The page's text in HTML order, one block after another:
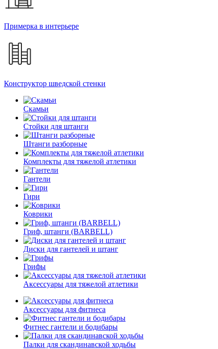
Примерка в интерьере
Конструктор шведской стенки
Скамьи
Стойки для штанги
Штанги разборные
Комплекты для тяжелой атлетики
Гантели
Гири
Коврики
Гриф, штанги (BARBELL)
Диски для гантелей и штанг
Грифы
Аксессуары для тяжелой атлетики
Аксессуары для фитнеса
Фитнес гантели и бодибары
Палки для скандинавской ходьбы